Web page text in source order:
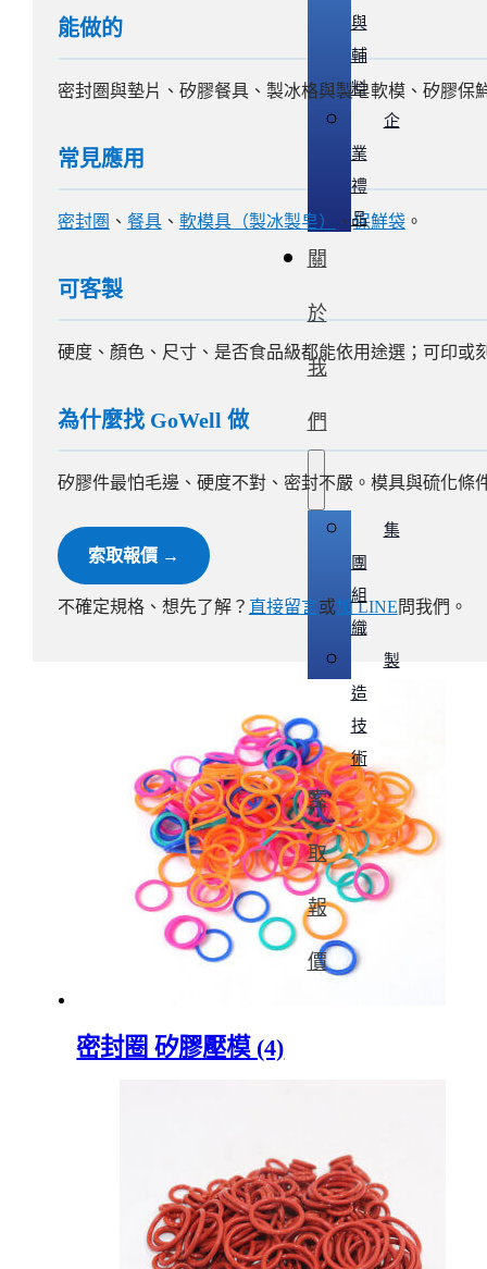
與
輔
料
企
業
禮
品
關
於
我
們
集
團
組
織
製
造
技
術
索
取
報
價
能做的
密封圏與墊片、矽膠餐具、製冰格與製皂軟模、矽膠保
常見應用
密封圏 、 餐具、 軟模具（製冰製皂） 、保鮮袋。
可客製
硬度、顏色、尺寸、是否食品級都能依用途選；可印或
為什麼找 GoWell 做
矽膠件最怕毛邊、硬度不對、密封不嚴。模具與硫化條
索取報價 →
不確定規格、想先了解？ 直接留言或加 LINE問我們。
密封圈 矽膠壓模 (4)